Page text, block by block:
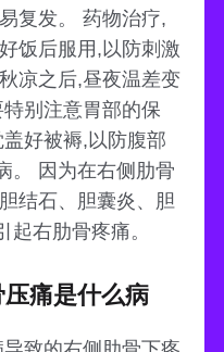
复发。 药物治疗,
饭后服用,以防刺激
凉之后,昼夜温差变
别注意胃部的保
好被褥,以防腹部
。 因为在右侧肋骨
结石、胆囊炎、胆
右肋骨疼痛。
痛是什么病